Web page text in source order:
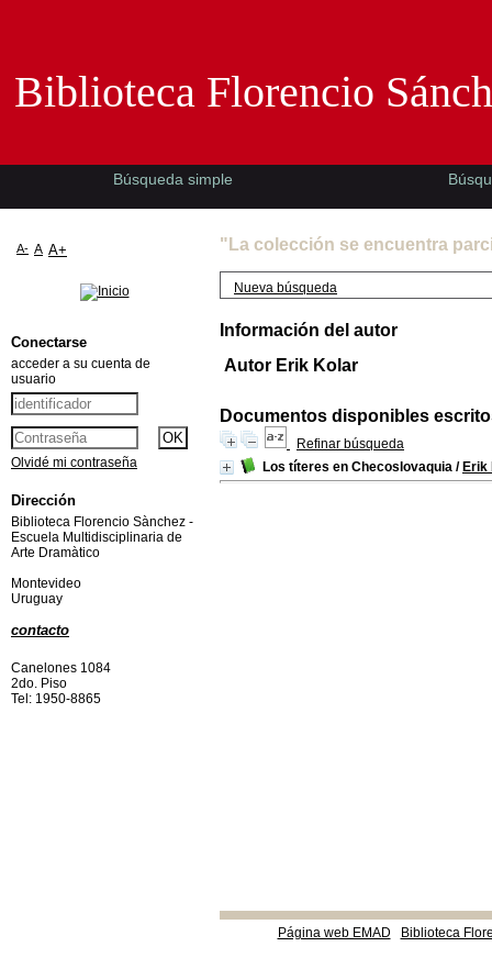
"La colección se encuentra
Nueva búsqueda
Información del autor
Autor Erik Kolar
Documentos disponibles
Refinar búsqueda
Los títeres en Checoslovaquia / Erik
Página web EMAD Biblioteca
Biblioteca Florencio
Búsqueda simple
A- A A+
Conectarse
acceder a su cuenta de
usuario
Olvidé mi contraseña
Dirección
Biblioteca Florencio Sànchez -
Escuela Multidisciplinaria de
Arte Dramàtico
Montevideo
Uruguay
contacto
Canelones 1084
2do. Piso
Tel: 1950-8865